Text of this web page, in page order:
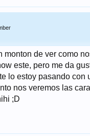
monton de ver como
este, pero me da
lo estoy pasando con
nos veremos las
;D